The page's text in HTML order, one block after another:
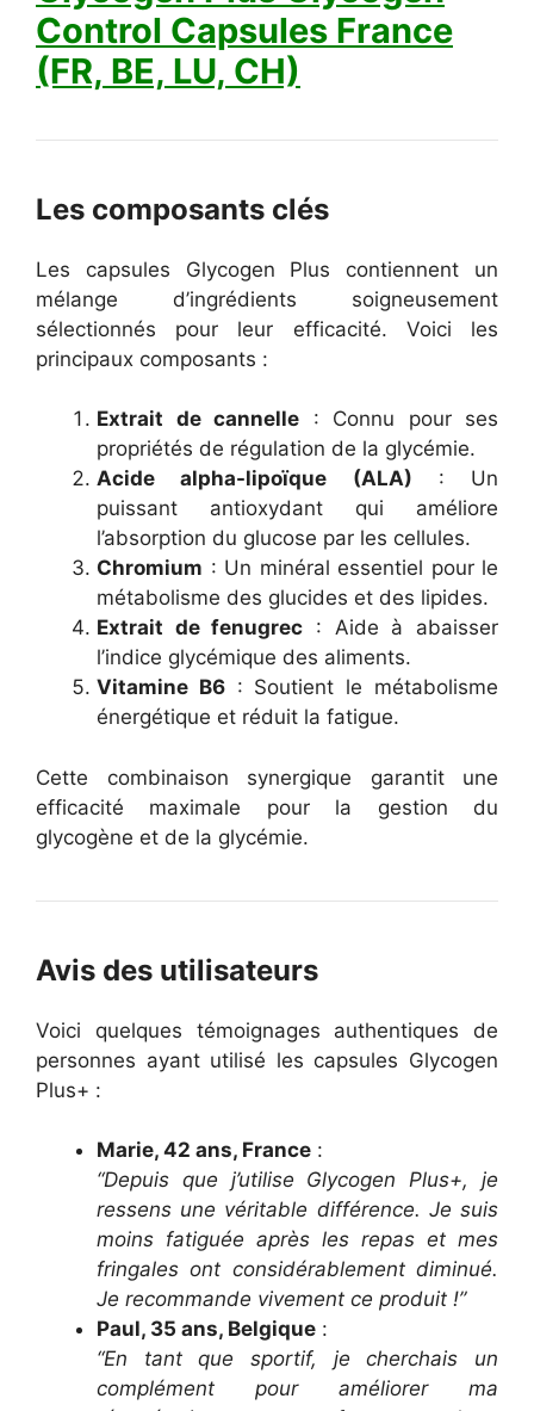
Control Capsules France
(FR, BE, LU, CH)
Les composants clés
Les capsules Glycogen Plus contiennent un
mélange d’ingrédients soigneusement
sélectionnés pour leur efficacité. Voici les
principaux composants :
Extrait de cannelle : Connu pour ses
propriétés de régulation de la glycémie.
Acide alpha-lipoïque (ALA) : Un
puissant antioxydant qui améliore
l’absorption du glucose par les cellules.
Chromium : Un minéral essentiel pour le
métabolisme des glucides et des lipides.
Extrait de fenugrec : Aide à abaisser
l’indice glycémique des aliments.
Vitamine B6: Soutient le métabolisme
énergétique et réduit la fatigue.
Cette combinaison synergique garantit une
efficacité maximale pour la gestion du
glycogène et de la glycémie.
Avis des utilisateurs
Voici quelques témoignages authentiques de
personnes ayant utilisé les capsules Glycogen
Plus+ :
Marie, 42 ans, France :
“Depuis que j’utilise Glycogen Plus+, je
ressens une véritable différence. Je suis
moins fatiguée après les repas et mes
fringales ont considérablement diminué.
Je recommande vivement ce produit !”
Paul, 35 ans, Belgique :
“En tant que sportif, je cherchais un
complément pour améliorer ma